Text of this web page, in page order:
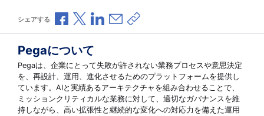
シェアする Facebookで共有
Xで共有LinkedInで共有
メールで共有
共有リンクをコピー
Pegaについて
Pegaは、企業にとって失敗が許されない業務プロセスや意思決定
を、再設計、運用、進化させるためのプラットフォームを提供し
ています。AIと実績あるアーキテクチャを組み合わせることで、
ミッションクリティカルな業務に対して、適切なガバナンスを維
持しながら、高い拡張性と継続的な変化への対応力を備えた運用